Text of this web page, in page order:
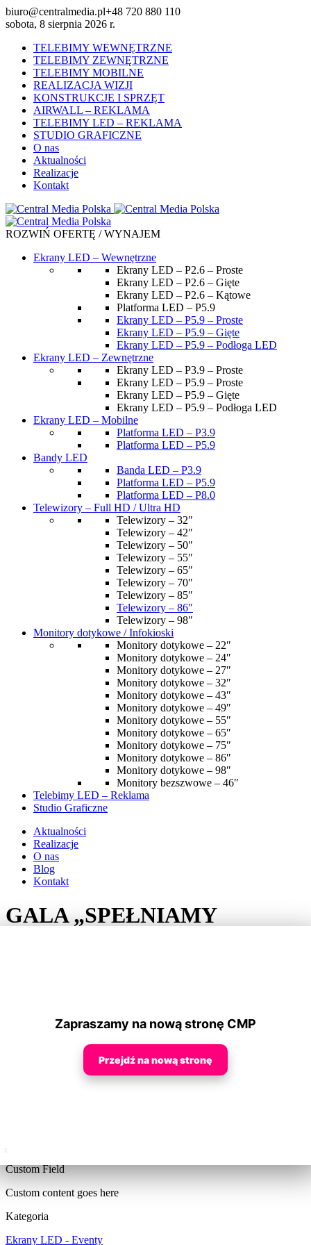
biuro@centralmedia.pl+48 720 880 110
sobota, 8 sierpnia 2026 r.
TELEBIMY WEWNĘTRZNE
TELEBIMY ZEWNĘTRZNE
TELEBIMY MOBILNE
REALIZACJA WIZJI
KONSTRUKCJE I SPRZĘT
AIRWALL – REKLAMA
TELEBIMY LED – REKLAMA
STUDIO GRAFICZNE
O nas
Aktualności
Realizacje
Kontakt
ROZWIŃ OFERTĘ / WYNAJEM
Ekrany LED – Wewnętrzne
Ekrany LED – P2.6 – Proste
Ekrany LED – P2.6 – Gięte
Ekrany LED – P2.6 – Kątowe
Platforma LED – P5.9
Ekrany LED – P5.9 – Proste
Ekrany LED – P5.9 – Gięte
Ekrany LED – P5.9 – Podłoga LED
Ekrany LED – Zewnętrzne
Ekrany LED – P3.9 – Proste
Ekrany LED – P5.9 – Proste
Ekrany LED – P5.9 – Gięte
Ekrany LED – P5.9 – Podłoga LED
Ekrany LED – Mobilne
Platforma LED – P3.9
Platforma LED – P5.9
Bandy LED
Banda LED – P3.9
Platforma LED – P5.9
Platforma LED – P8.0
Telewizory – Full HD / Ultra HD
Telewizory – 32″
Telewizory – 42″
Telewizory – 50″
Telewizory – 55″
Telewizory – 65″
Telewizory – 70″
Telewizory – 85″
Telewizory – 86″
Telewizory – 98″
Monitory dotykowe / Infokioski
Monitory dotykowe – 22″
Monitory dotykowe – 24″
Monitory dotykowe – 27″
Monitory dotykowe – 32″
Monitory dotykowe – 43″
Monitory dotykowe – 49″
Monitory dotykowe – 55″
Monitory dotykowe – 65″
Monitory dotykowe – 75″
Monitory dotykowe – 86″
Monitory dotykowe – 98″
Monitory bezszwowe – 46″
Telebimy LED – Reklama
Studio Graficzne
Aktualności
Realizacje
O nas
Blog
Kontakt
GALA „SPEŁNIAMY
GALA „SPEŁNIAMY MARZENIA”
Wynajem ekranów LED
Przy pomocy naszych ekranów „spełniamy marzenia”.
Custom Field
Custom content goes here
Kategoria
Ekrany LED - Eventy
Zapraszamy na nową stronę CMP
Przejdź na nową stronę